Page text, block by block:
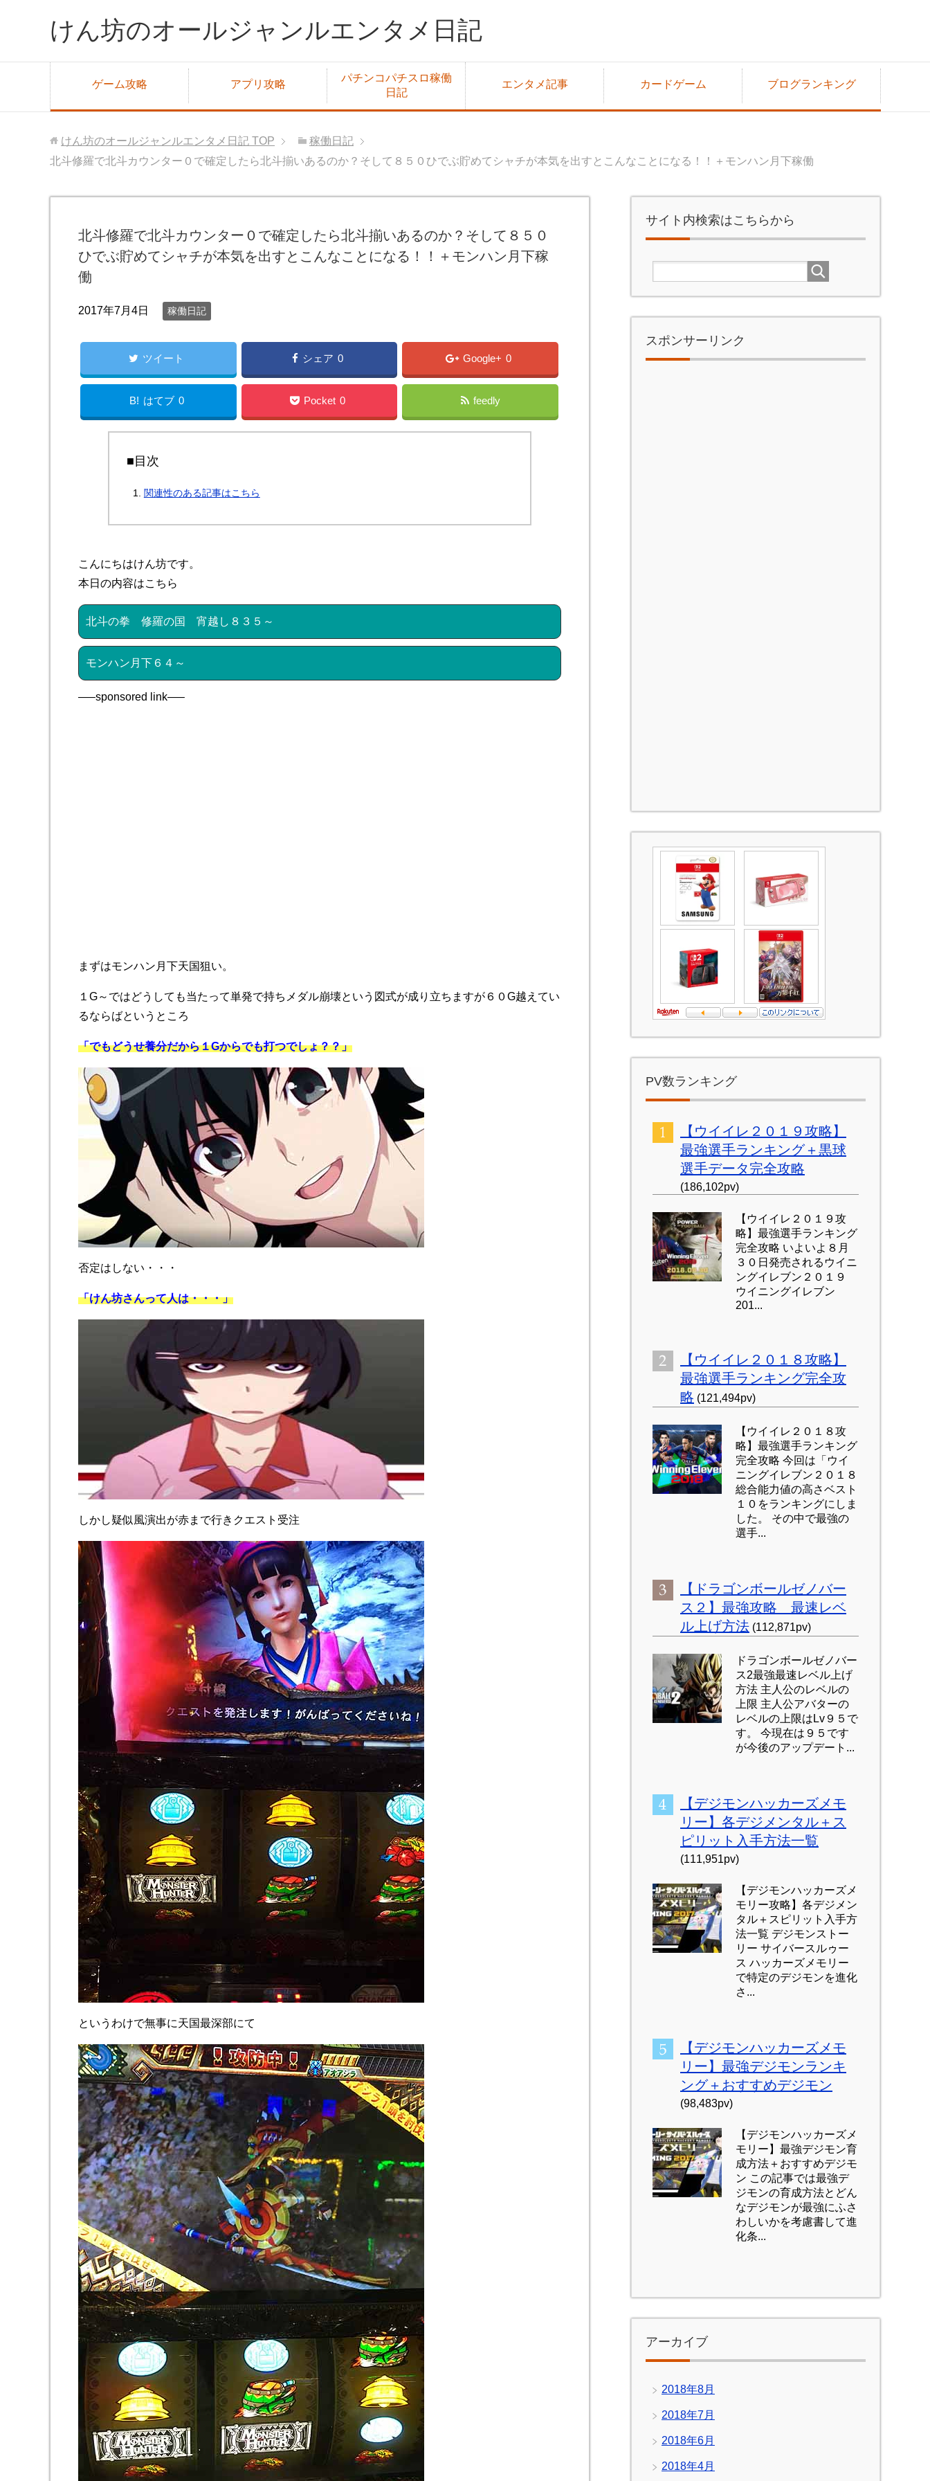
けん坊のオールジャンルエンタメ日記
ゲーム攻略 アプリ攻略
パチンコパチスロ稼働
日記
エンタメ記事 カードゲーム ブログランキング
けん坊のオールジャンルエンタメ日記 TOP
稼働日記
北斗修羅で北斗カウンター０で確定したら北斗揃いあるのか？そして８５０ひでぶ貯めてシャチが本気を出すとこんなことになる！！＋モンハン月下稼働
北斗修羅で北斗カウンター０で確定したら北斗揃いあるのか？そして８５０
ひでぶ貯めてシャチが本気を出すとこんなことになる！！＋モンハン月下稼
働
2017年7月4日 稼働日記
ツイート シェア 0 Google+ 0
B! はてブ 0 Pocket 0 feedly
■目次
関連性のある記事はこちら
こんにちはけん坊です。
本日の内容はこちら
北斗の拳 修羅の国 宵越し８３５～
モンハン月下６４～
—–sponsored link—–
まずはモンハン月下天国狙い。
１G～ではどうしても当たって単発で持ちメダル崩壊という図式が成り立ちますが６０G越えてい
るならばというところ
「でもどうせ養分だから１Gからでも打つでしょ？？」
否定はしない・・・
「けん坊さんって人は・・・」
しかし疑似風演出が赤まで行きクエスト受注
というわけで無事に天国最深部にて
サイト内検索はこちらから
スポンサーリンク
PV数ランキング
【ウイイレ２０１９攻略】
最強選手ランキング＋黒球
選手データ完全攻略
(186,102pv)
【ウイイレ２０１９攻
略】最強選手ランキング
完全攻略 いよいよ８月
３０日発売されるウイニ
ングイレブン２０１９
ウイニングイレブン
201...
【ウイイレ２０１８攻略】
最強選手ランキング完全攻
略 (121,494pv)
【ウイイレ２０１８攻
略】最強選手ランキング
完全攻略 今回は「ウイ
ニングイレブン２０１８
総合能力値の高さベスト
１０をランキングにしま
した。 その中で最強の
選手...
【ドラゴンボールゼノバー
ス２】最強攻略 最速レベ
ル上げ方法 (112,871pv)
ドラゴンボールゼノバー
ス2最強最速レベル上げ
方法 主人公のレベルの
上限 主人公アバターの
レベルの上限はLv９５で
す。 今現在は９５です
が今後のアップデート...
【デジモンハッカーズメモ
リー】各デジメンタル＋ス
ピリット入手方法一覧
(111,951pv)
【デジモンハッカーズメ
モリー攻略】各デジメン
タル＋スピリット入手方
法一覧 デジモンストー
リー サイバースルゥー
ス ハッカーズメモリー
で特定のデジモンを進化
さ...
【デジモンハッカーズメモ
リー】最強デジモンランキ
ング＋おすすめデジモン
(98,483pv)
【デジモンハッカーズメ
モリー】最強デジモン育
成方法＋おすすめデジモ
ン この記事では最強デ
ジモンの育成方法とどん
なデジモンが最強にふさ
わしいかを考慮書して進
化条...
アーカイブ
2018年8月
2018年7月
2018年6月
2018年4月